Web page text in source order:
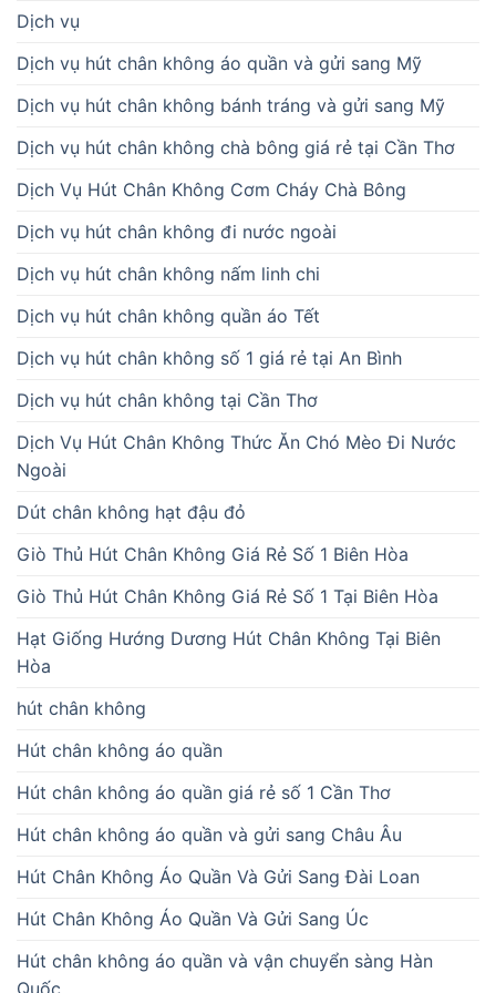
Dịch vụ
Dịch vụ hút chân không áo quần và gửi sang Mỹ
Dịch vụ hút chân không bánh tráng và gửi sang Mỹ
Dịch vụ hút chân không chà bông giá rẻ tại Cần Thơ
Dịch Vụ Hút Chân Không Cơm Cháy Chà Bông
Dịch vụ hút chân không đi nước ngoài
Dịch vụ hút chân không nấm linh chi
Dịch vụ hút chân không quần áo Tết
Dịch vụ hút chân không số 1 giá rẻ tại An Bình
Dịch vụ hút chân không tại Cần Thơ
Dịch Vụ Hút Chân Không Thức Ăn Chó Mèo Đi Nước
Ngoài
Dút chân không hạt đậu đỏ
Giò Thủ Hút Chân Không Giá Rẻ Số 1 Biên Hòa
Giò Thủ Hút Chân Không Giá Rẻ Số 1 Tại Biên Hòa
Hạt Giống Hướng Dương Hút Chân Không Tại Biên
Hòa
hút chân không
Hút chân không áo quần
Hút chân không áo quần giá rẻ số 1 Cần Thơ
Hút chân không áo quần và gửi sang Châu Âu
Hút Chân Không Áo Quần Và Gửi Sang Đài Loan
Hút Chân Không Áo Quần Và Gửi Sang Úc
Hút chân không áo quần và vận chuyển sàng Hàn